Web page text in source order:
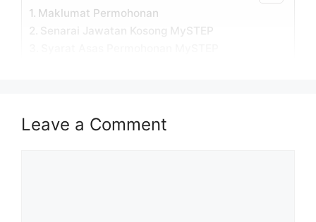
Maklumat Permohonan
Senarai Jawatan Kosong MySTEP
Leave a Comment